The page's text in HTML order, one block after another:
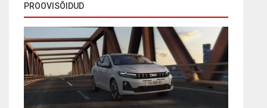
PROOVISÕIDUD